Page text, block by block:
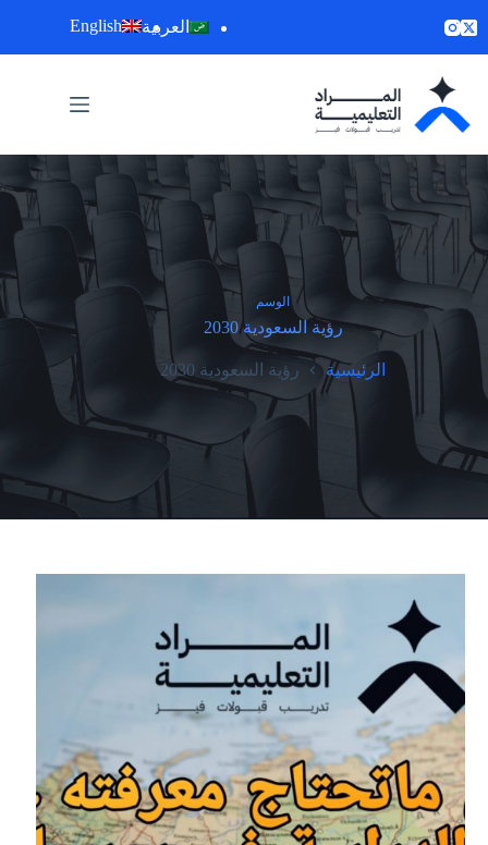
إلى
المحتوى
العربية English
الوسم
رؤية السعودية 2030
الرئيسية رؤية السعودية 2030